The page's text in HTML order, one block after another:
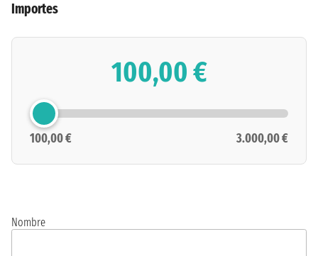
Importes
100,00 €
100,00 € 3.000,00 €
Nombre